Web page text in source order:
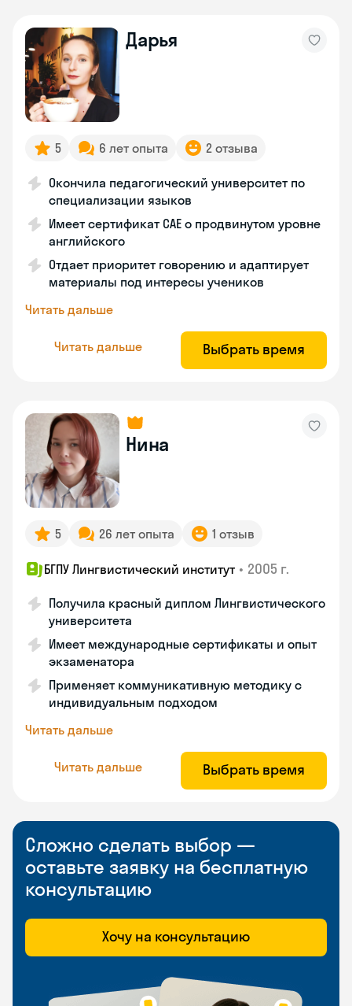
Дарья
5 6 лет опыта 2 отзыва
Окончила педагогический университет по
специализации языков
Имеет сертификат CAE о продвинутом уровне
английского
Отдает приоритет говорению и адаптирует
материалы под интересы учеников
Читать дальше
Читать дальше Выбрать время
Нина
5 26 лет опыта 1 отзыв
БГПУ Лингвистический институт • 2005 г.
Получила красный диплом Лингвистического
университета
Имеет международные сертификаты и опыт
экзаменатора
Применяет коммуникативную методику с
индивидуальным подходом
Читать дальше
Читать дальше Выбрать время
Сложно сделать выбор —
оставьте заявку на бесплатную
консультацию
Хочу на консультацию